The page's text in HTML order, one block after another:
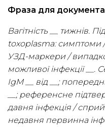
Фраза для
Вагітність __ тижнів.
toxoplasma: симптоми
УЗД-маркери /
можливої інфекції __.
IgM __ від __;
__; референсне
давня інфекція /
недавня первинна